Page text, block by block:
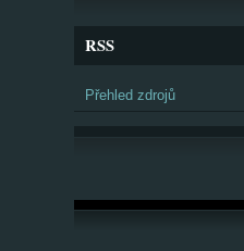
RSS
Přehled zdrojů